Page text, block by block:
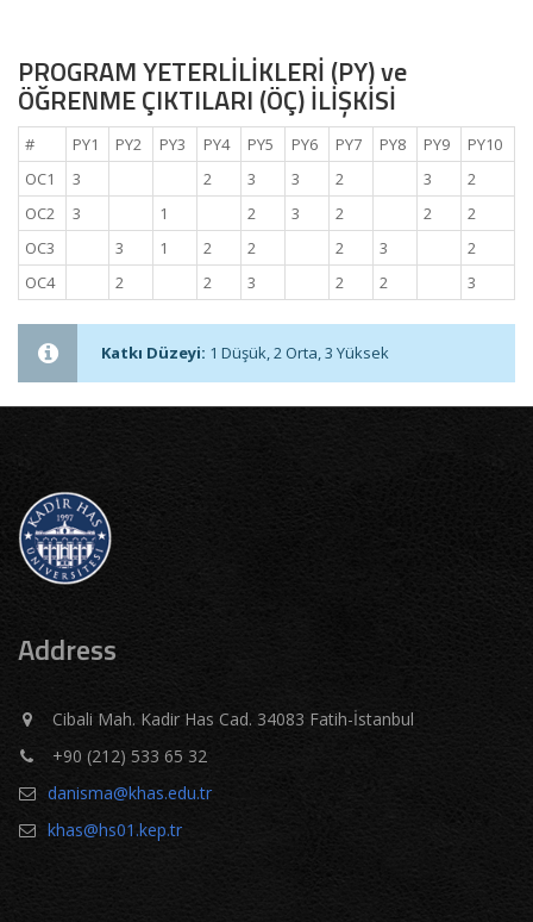
PROGRAM YETERLİLİKLERİ (PY) ve
ÖĞRENME ÇIKTILARI (ÖÇ) İLİŞKİSİ
# PY1 PY2 PY3 PY4 PY5 PY6 PY7 PY8 PY9
PY10
OC1
3 2 3 3 2 3
2
OC2
3 1 2 3 2 2
2
OC3
3 1 2 2 2 3
2
OC4
2 2 3 2 2 3
Katkı Düzeyi: 1 Düşük, 2 Orta, 3 Yüksek
Address
Cibali Mah. Kadir Has Cad. 34083 Fatih-İstanbul
+90 (212) 533 65 32
danisma@khas.edu.tr
khas@hs01.kep.tr